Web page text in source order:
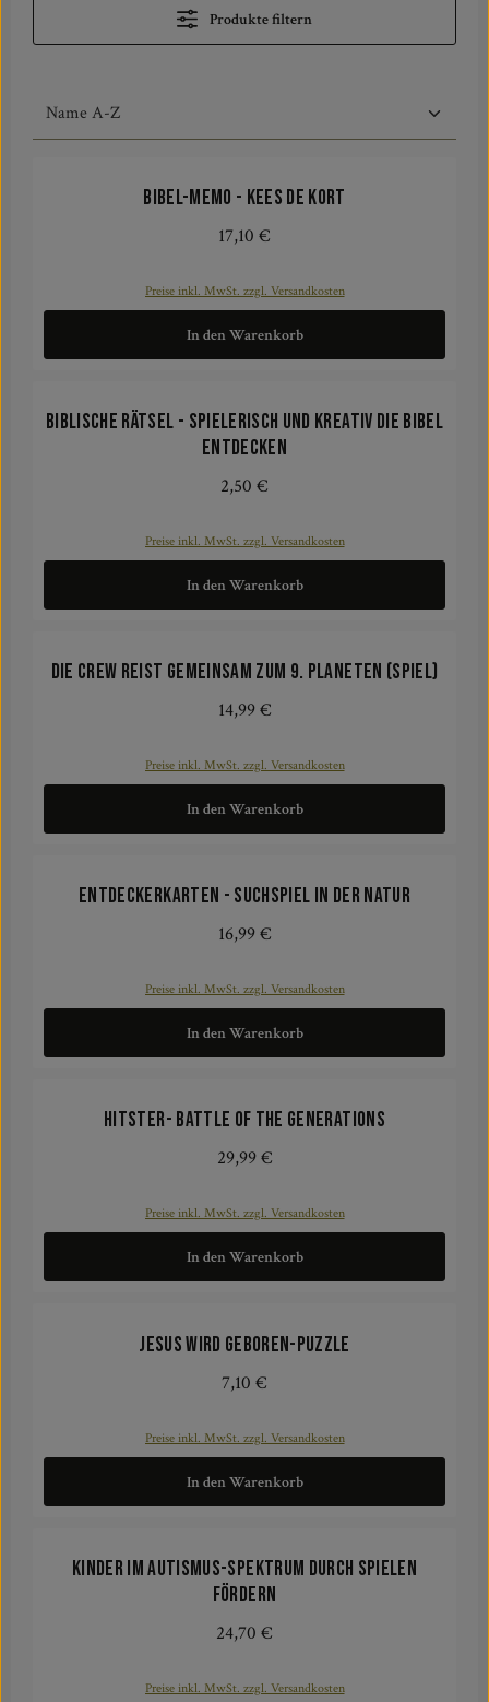
Produkte filtern
Bibel-Memo - Kees de Kort
Regulärer Preis:
17,10 €
Preise inkl. MwSt. zzgl. Versandkosten
In den Warenkorb
Biblische Rätsel - Spielerisch und kreativ die Bibel
entdecken
Regulärer Preis:
2,50 €
Preise inkl. MwSt. zzgl. Versandkosten
In den Warenkorb
Die Crew reist gemeinsam zum 9. Planeten (Spiel)
Regulärer Preis:
14,99 €
Preise inkl. MwSt. zzgl. Versandkosten
In den Warenkorb
Entdeckerkarten - Suchspiel in der Natur
Regulärer Preis:
16,99 €
Preise inkl. MwSt. zzgl. Versandkosten
In den Warenkorb
Hitster- Battle of the Generations
Regulärer Preis:
29,99 €
Preise inkl. MwSt. zzgl. Versandkosten
In den Warenkorb
Jesus wird geboren-Puzzle
Regulärer Preis:
7,10 €
Preise inkl. MwSt. zzgl. Versandkosten
In den Warenkorb
Kinder im Autismus-Spektrum durch Spielen
fördern
Regulärer Preis:
24,70 €
Preise inkl. MwSt. zzgl. Versandkosten